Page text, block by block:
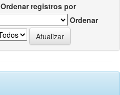
Ordenar registros por
Ordenar